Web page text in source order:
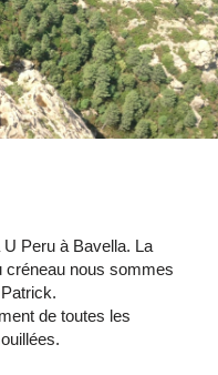
Peru à Bavella. La
créneau nous sommes
de toutes les